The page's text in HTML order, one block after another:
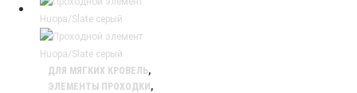
ДЛЯ МЯГКИХ КРОВЕЛЬ,
ЭЛЕМЕНТЫ ПРОХОДКИ ,